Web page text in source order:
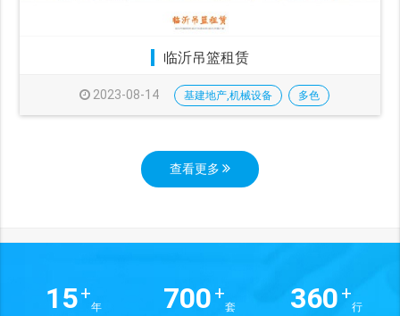
临沂吊篮租赁
2023-08-14 基建地产,机械设备 多色
查看更多
15+
年 700 +
套 360 +
行